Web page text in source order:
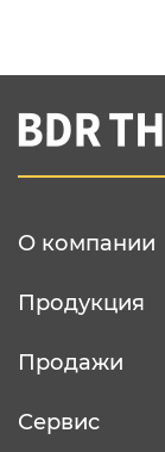
Вы
О компании
Продукция
Продажи
Сервис